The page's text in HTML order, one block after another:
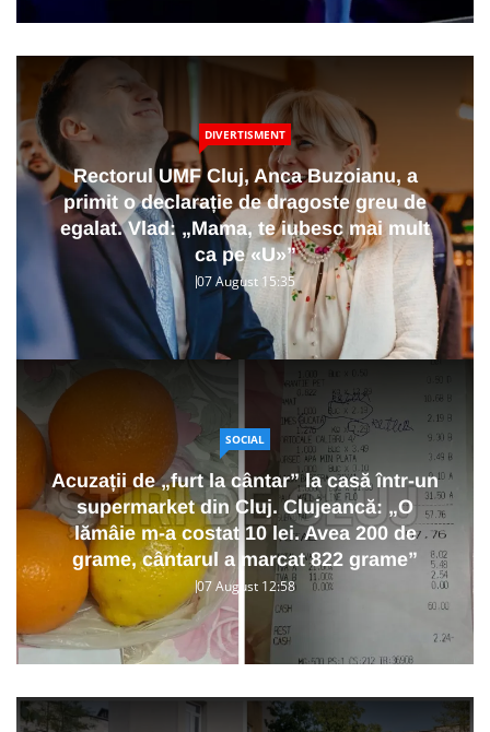
DIVERTISMENT
Rectorul UMF Cluj, Anca Buzoianu, a
primit o declarație de dragoste greu de
egalat. Vlad: „Mama, te iubesc mai mult
ca pe «U»”
07 August 15:35
SOCIAL
Acuzații de „furt la cântar” la casă într-un
supermarket din Cluj. Clujeancă: „O
lămâie m-a costat 10 lei. Avea 200 de
grame, cântarul a marcat 822 grame”
07 August 12:58